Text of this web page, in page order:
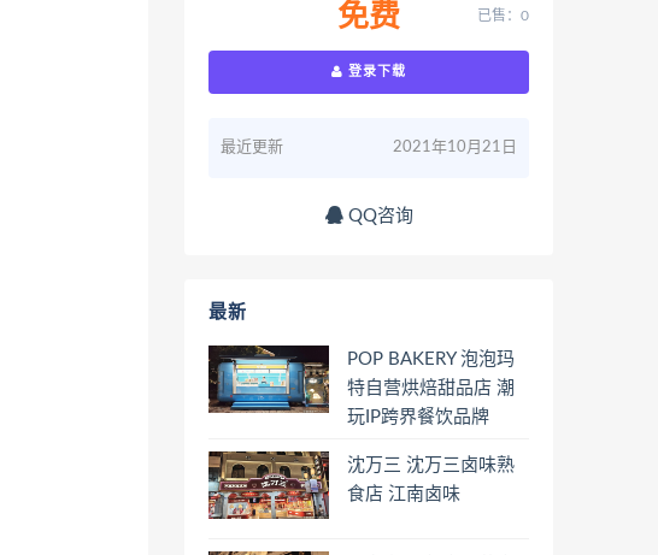
免费 已售：0
登录下载
最近更新 2021年10月21日
QQ咨询
最新
POP BAKERY 泡泡玛
特自营烘焙甜品店 潮
玩IP跨界餐饮品牌
沈万三 沈万三卤味熟
食店 江南卤味